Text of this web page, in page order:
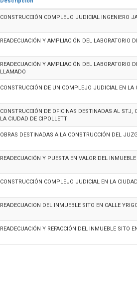
CONSTRUCCIÓN COMPLEJO JUDICIAL INGENIERO
READECUACIÓN Y AMPLIACIÓN DEL LABORATORIO
READECUACIÓN Y AMPLIACIÓN DEL LABORATORIO
LLAMADO
CONSTRUCCIÓN DE UN COMPLEJO JUDICIAL EN LA
CONSTRUCCIÓN DE OFICINAS DESTINADAS AL STJ,
LA CIUDAD DE CIPOLLETTI
OBRAS DESTINADAS A LA CONSTRUCCIÓN DEL
READECUACIÓN Y PUESTA EN VALOR DEL
CONSTRUCCIÓN COMPLEJO JUDICIAL EN LA
READECUACION DEL INMUEBLE SITO EN CALLE
READECUACIÓN Y REFACCIÓN DEL INMUEBLE SITO